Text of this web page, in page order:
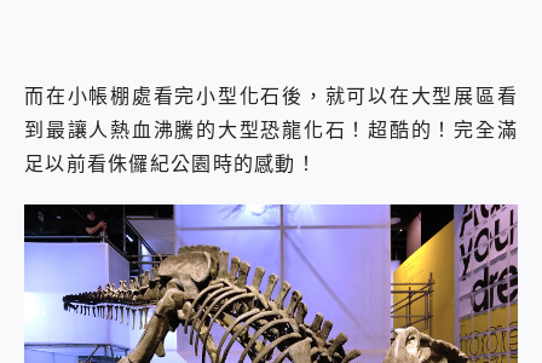
而在小帳棚處看完小型化石後，就可以在大型展區看
到最讓人熱血沸騰的大型恐龍化石！超酷的！完全滿
足以前看侏儸紀公園時的感動！